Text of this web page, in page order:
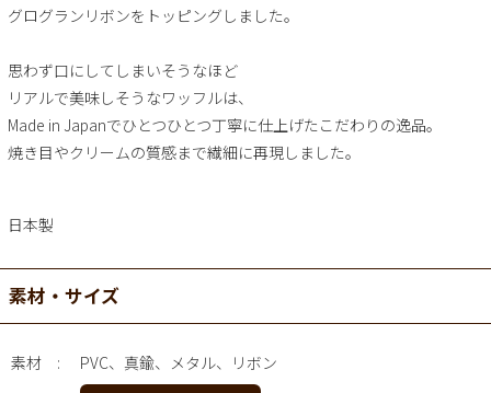
グログランリボンをトッピングしました。
思わず口にしてしまいそうなほど
リアルで美味しそうなワッフルは、
Made in Japanでひとつひとつ丁寧に仕上げたこだわりの逸品。
焼き目やクリームの質感まで繊細に再現しました。
日本製
素材・サイズ
素材
PVC、真鍮、メタル、リボン